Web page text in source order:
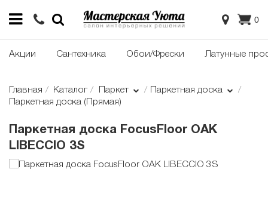
0
Акции Сантехника Обои/Фрески Латунные
Главная Каталог Паркет
Паркетная доска
Паркетная доска (Прямая)
Паркетная доска FocusFloor OAK
LIBECCIO 3S